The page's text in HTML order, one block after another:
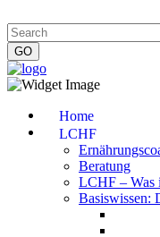
Home
LCHF
Beratung
LCHF – Was
Basiswissen: